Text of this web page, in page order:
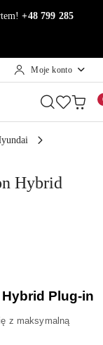
+48 799 285
Moje konto
Hybrid
Plug-in
z maksymalną